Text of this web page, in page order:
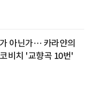
아닌가… 카라얀의
비치 '교향곡 10번'